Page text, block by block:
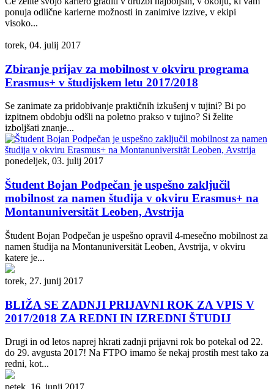
ponuja odlične karierne možnosti in zanimive izzive, v ekipi
visoko...
torek, 04. julij 2017
Zbiranje prijav za mobilnost v okviru programa
Erasmus+ v študijskem letu 2017/2018
Se zanimate za pridobivanje praktičnih izkušenj v tujini? Bi po
izpitnem obdobju odšli na poletno prakso v tujino? Si želite
izboljšati znanje...
ponedeljek, 03. julij 2017
Študent Bojan Podpečan je uspešno zaključil
mobilnost za namen študija v okviru Erasmus+ na
Montanuniversität Leoben, Avstrija
Študent Bojan Podpečan je uspešno opravil 4-mesečno mobilnost za
namen študija na Montanuniversität Leoben, Avstrija, v okviru
katere je...
torek, 27. junij 2017
BLIŽA SE ZADNJI PRIJAVNI ROK ZA VPIS V
2017/2018 ZA REDNI IN IZREDNI ŠTUDIJ
Drugi in od letos naprej hkrati zadnji prijavni rok bo potekal od 22.
do 29. avgusta 2017! Na FTPO imamo še nekaj prostih mest tako za
redni, kot...